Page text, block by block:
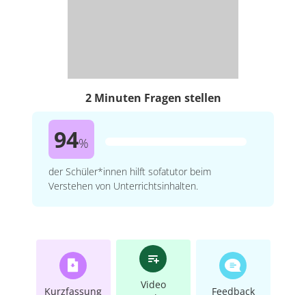
2 Minuten Fragen stellen
94%
der Schüler*innen hilft sofatutor beim
Verstehen von Unterrichtsinhalten.
Kurzfassung
Video
Feedback